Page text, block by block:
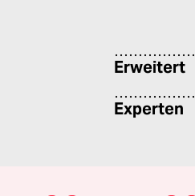
Erweitert
Experten